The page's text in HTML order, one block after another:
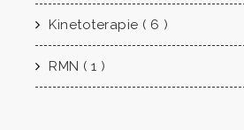
Kinetoterapie ( 6 )
RMN ( 1 )